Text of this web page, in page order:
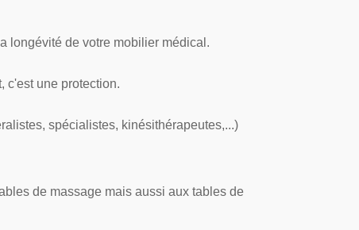
longévité de votre mobilier médical.
c'est une protection.
spécialistes, kinésithérapeutes,...)
de massage mais aussi aux tables de